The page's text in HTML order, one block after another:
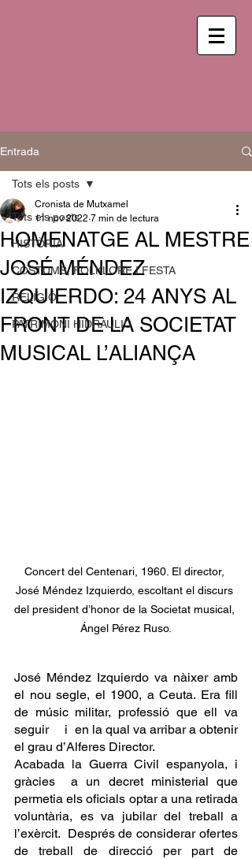
Entrada
Tots els posts
HISTÒRIA
COSTUMS, FOLKLORE I FESTA
RELIGIÓ
PATRIMONI HIDRÀULIC
Tots els posts
HOMENATGE AL MESTRE
JOSÉ MÉNDEZ
IZQUIERDO: 24 ANYS AL
FRONT DE LA SOCIETAT
MUSICAL L’ALIANÇA
Cronista de Mutxamel
11 nov 2022 7 min de lectura
Concert del Centenari, 1960. El director,
José Méndez Izquierdo, escoltant el discurs
del president d’honor de la Societat musical,
Ángel Pérez Ruso.
José Méndez Izquierdo va nàixer amb
el nou segle, el 1900, a Ceuta. Era fill
de músic militar, professió que ell va
seguir     i  en la qual va arribar a obtenir
el grau d’Alferes Director.
Acabada la Guerra Civil espanyola, i
gràcies  a un decret ministerial que
permetia els oficials optar a una retirada
voluntària, es va jubilar del treball a
l’exèrcit.  Després de considerar ofertes
de treball de direcció per part de